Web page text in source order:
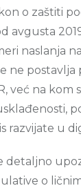
o zaštiti
avgusta
naslanja
ne postavlja
već na kom
razvijate u
detaljno
o